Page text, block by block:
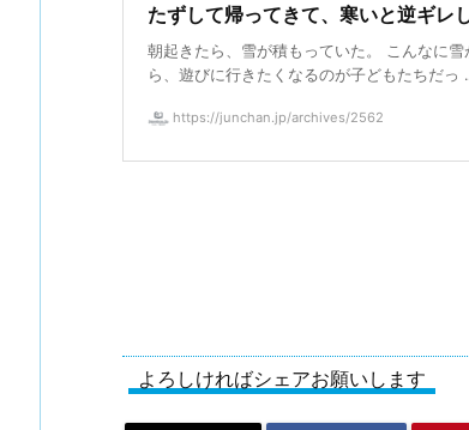
たずして帰ってきて、寒いと逆ギレ
朝起きたら、雪が積もっていた。 こんなに雪
ら、遊びに行きたくなるのが子どもたちだっ
https://junchan.jp/archives/2562
よろしければシェアお願いします